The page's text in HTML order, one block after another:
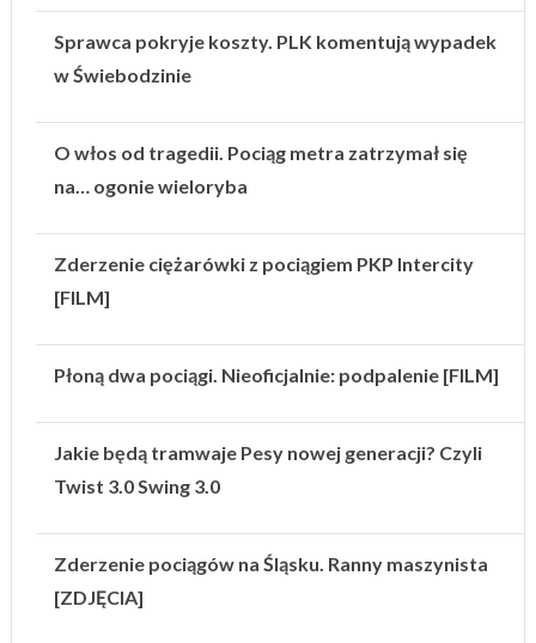
Sprawca pokryje koszty. PLK komentują wypadek
w Świebodzinie
O włos od tragedii. Pociąg metra zatrzymał się
na… ogonie wieloryba
Zderzenie ciężarówki z pociągiem PKP Intercity
[FILM]
Płoną dwa pociągi. Nieoficjalnie: podpalenie [FILM]
Jakie będą tramwaje Pesy nowej generacji? Czyli
Twist 3.0 Swing 3.0
Zderzenie pociągów na Śląsku. Ranny maszynista
[ZDJĘCIA]